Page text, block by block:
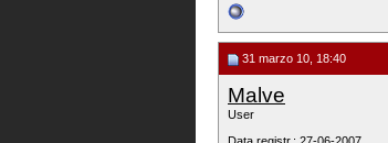
31 marzo 10, 18:40
Malve
User